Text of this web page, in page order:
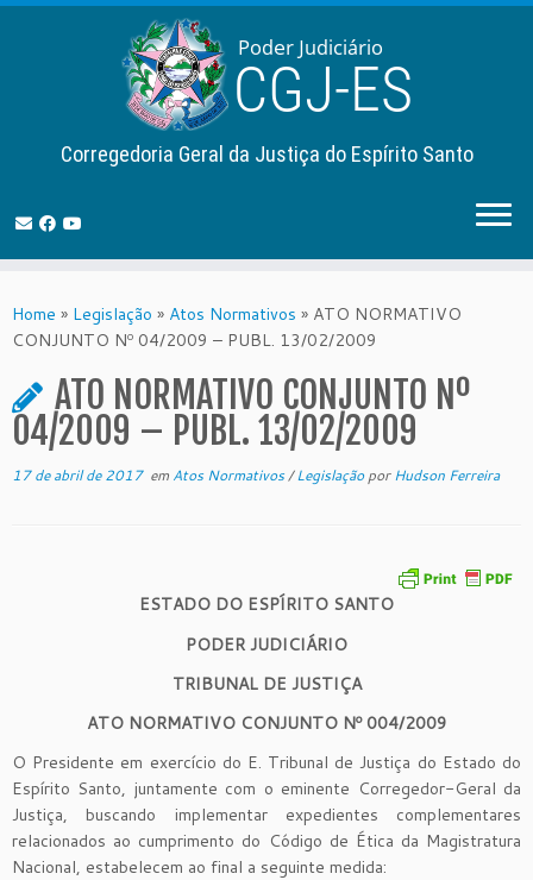
to
content
Corregedoria Geral da Justiça do Espírito Santo
Home » Legislação » Atos Normativos » ATO NORMATIVO
CONJUNTO Nº 04/2009 – PUBL. 13/02/2009
ATO NORMATIVO CONJUNTO Nº
04/2009 – PUBL. 13/02/2009
17 de abril de 2017em Atos Normativos/LegislaçãoporHudson Ferreira
ESTADO DO ESPÍRITO SANTO
PODER JUDICIÁRIO
TRIBUNAL DE JUSTIÇA
ATO NORMATIVO CONJUNTO Nº 004/2009
O Presidente em exercício do E. Tribunal de Justiça do Estado do
Espírito Santo, juntamente com o eminente Corregedor-Geral da
Justiça, buscando implementar expedientes complementares
relacionados ao cumprimento do Código de Ética da Magistratura
Nacional, estabelecem ao final a seguinte medida: